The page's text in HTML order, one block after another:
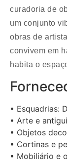
curadoria de
um conjunto
obras de
convivem em
habita o
• Esquadrias:
• Arte e
• Objetos
• Cortinas e
• Mobiliário e